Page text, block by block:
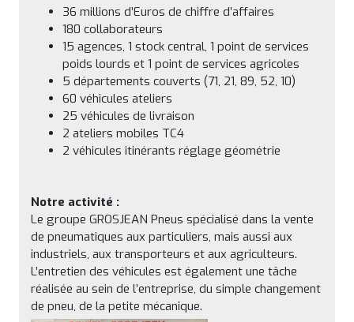
36 millions d’Euros de chiffre d’affaires
180 collaborateurs
15 agences, 1 stock central, 1 point de services
poids lourds et 1 point de services agricoles
5 départements couverts (71, 21, 89, 52, 10)
60 véhicules ateliers
25 véhicules de livraison
2 ateliers mobiles TC4
2 véhicules itinérants réglage géométrie
Notre activité :
Le groupe GROSJEAN Pneus spécialisé dans la vente
de pneumatiques aux particuliers, mais aussi aux
industriels, aux transporteurs et aux agriculteurs.
L’entretien des véhicules est également une tâche
réalisée au sein de l’entreprise, du simple changement
de pneu, de la petite mécanique.